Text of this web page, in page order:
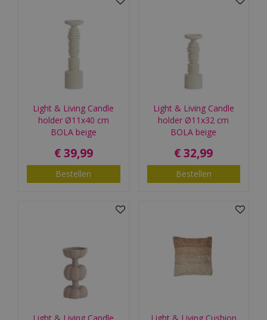
Light & Living Candle
holder Ø11x40 cm
BOLA beige
€ 39,99
Bestellen
Light & Living Candle
holder Ø11x32 cm
BOLA beige
€ 32,99
Bestellen
Light & Living Candle
Light & Living Cushion